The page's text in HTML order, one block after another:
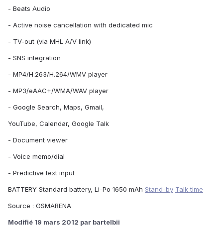
- Beats Audio
- Active noise cancellation with dedicated mic
- TV-out (via MHL A/V link)
- SNS integration
- MP4/H.263/H.264/WMV player
- MP3/eAAC+/WMA/WAV player
- Google Search, Maps, Gmail,
YouTube, Calendar, Google Talk
- Document viewer
- Voice memo/dial
- Predictive text input
BATTERY Standard battery, Li-Po 1650 mAh Stand-by Talk time
Source : GSMARENA
Modifié 19 mars 2012 par bartelbii